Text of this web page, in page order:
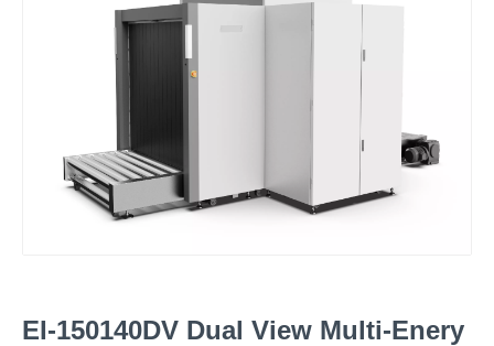
EI-150140DV Dual View Multi-Enery